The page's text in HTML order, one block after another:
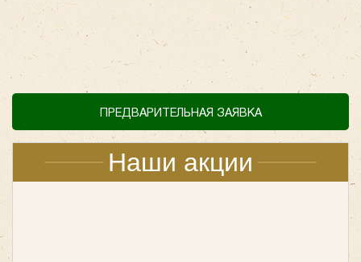
ПРЕДВАРИТЕЛЬНАЯ ЗАЯВКА
Наши акции
учесть тысячу моментов и основательно
подготовиться. Поэтому, сегодня стали популярны
услуги по организации групповых паломнических
поездок, позволяющих человеку насладиться
духовной составляющей этого события, переложив
Автобусы